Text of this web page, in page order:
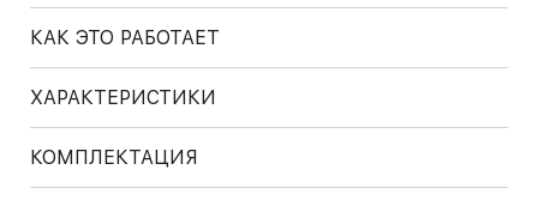
КАК ЭТО РАБОТАЕТ
ХАРАКТЕРИСТИКИ
КОМПЛЕКТАЦИЯ